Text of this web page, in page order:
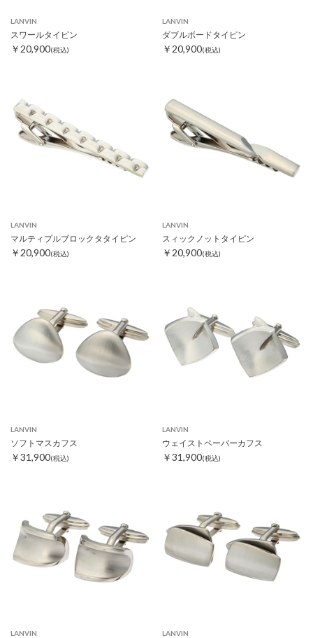
LANVIN
スワールタイピン
￥20,900(税込)
LANVIN
ダブルボードタイピン
￥20,900(税込)
LANVIN
マルティプルブロックタタイピン
￥20,900(税込)
LANVIN
スィックノットタイピン
￥20,900(税込)
LANVIN
ソフトマスカフス
￥31,900(税込)
LANVIN
ウェイストペーパーカフス
￥31,900(税込)
LANVIN LANVIN